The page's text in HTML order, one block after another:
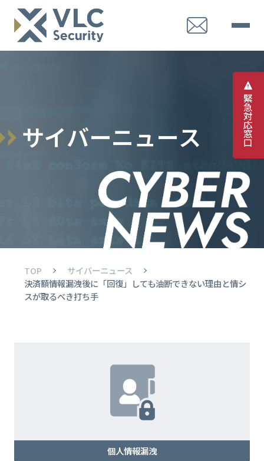
緊
急
対
応
窓
口
サイバーニュース
TOP
サイバーニュース
決済額情報漏洩後に「回復」しても油断できない理由と情シ
スが取るべき打ち手
個人情報漏洩